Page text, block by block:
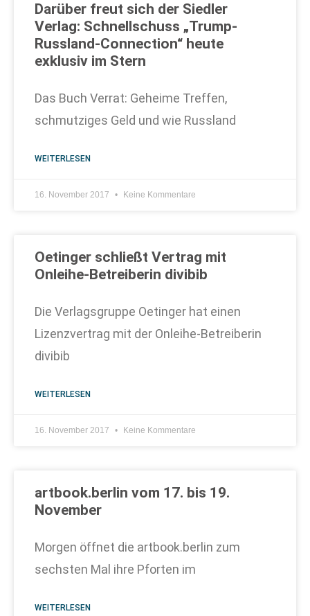
Darüber freut sich der Siedler
Verlag: Schnellschuss „Trump-
Russland-Connection“ heute
exklusiv im Stern
Das Buch Verrat: Geheime Treffen,
schmutziges Geld und wie Russland
WEITERLESEN
16. November 2017 Keine Kommentare
Oetinger schließt Vertrag mit
Onleihe-Betreiberin divibib
Die Verlagsgruppe Oetinger hat einen
Lizenzvertrag mit der Onleihe-Betreiberin
divibib
WEITERLESEN
16. November 2017 Keine Kommentare
artbook.berlin vom 17. bis 19.
November
Morgen öffnet die artbook.berlin zum
sechsten Mal ihre Pforten im
WEITERLESEN